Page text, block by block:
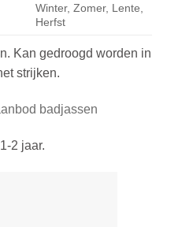
Winter, Zomer, Lente,
Herfst
Kan gedroogd worden in
strijken.
badjassen
2 jaar.